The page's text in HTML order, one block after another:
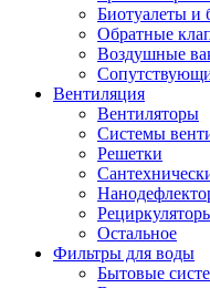
Биотуалеты и
Обратные
Воздушные
Вентиляция
Вентиляторы
Системы
Решетки
Остальное
Фильтры для воды
Бытовые